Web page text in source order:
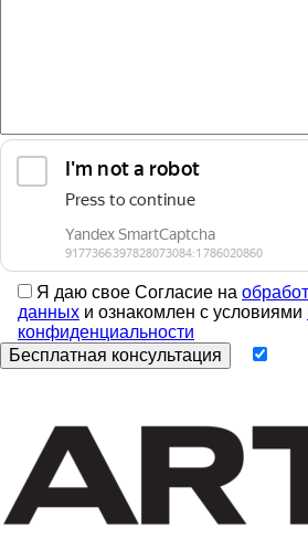
Я даю свое Согласие на
данных и ознакомлен с условиями
конфиденциальности